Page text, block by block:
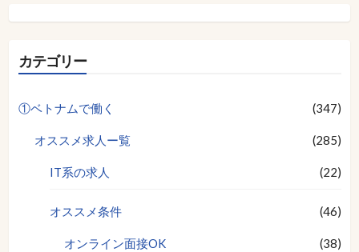
カテゴリー
①ベトナムで働く (347)
オススメ求人ー覧 (285)
IT系の求人 (22)
オススメ条件 (46)
オンライン面接OK (38)